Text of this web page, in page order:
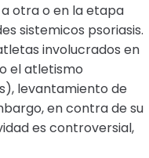
otra o en la etapa
sistemicos psoriasis.
involucrados en
el atletismo
levantamiento de
en contra de su
es controversial,